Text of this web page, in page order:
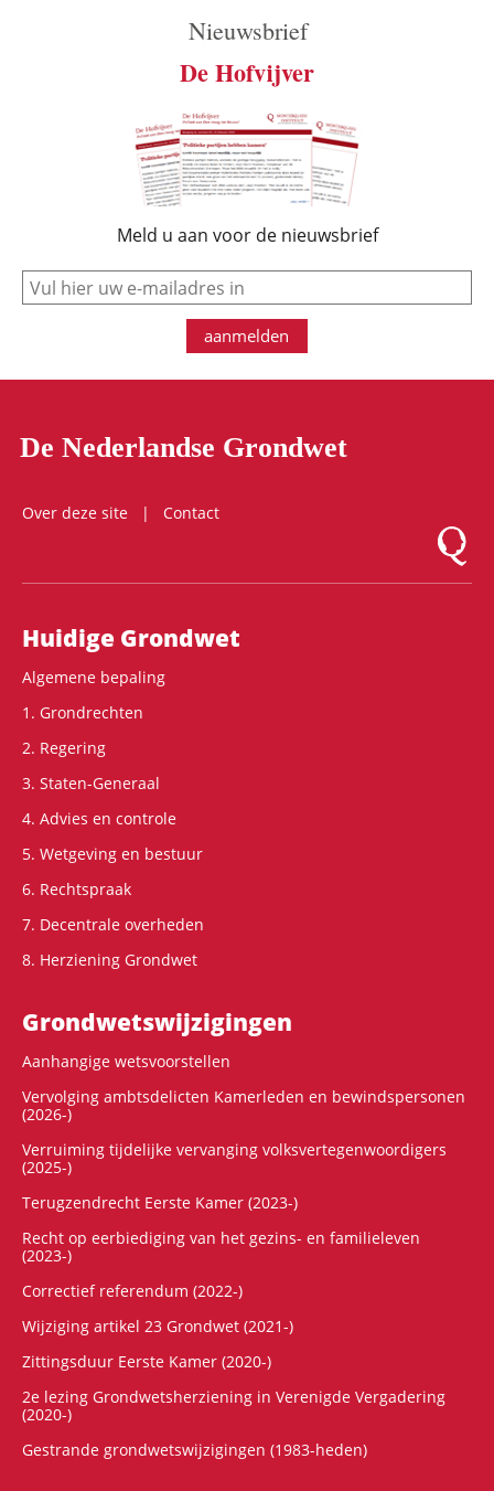
Nieuwsbrief
De Hofvijver
Meld u aan voor de nieuwsbrief
e-mail
aanmelden
De Nederlandse Grondwet
Over deze site
Contact
Logo
Hoofdnavigatie
Huidige Grondwet
Algemene bepaling
1. Grondrechten
2. Regering
3. Staten-Generaal
4. Advies en controle
5. Wetgeving en bestuur
6. Rechtspraak
7. Decentrale overheden
8. Herziening Grondwet
Grondwets­wijzigingen
Aanhangige wetsvoorstellen
Vervolging ambtsdelicten Kamerleden en bewindspersonen
(2026-)
Verruiming tijdelijke vervanging volksvertegenwoordigers
(2025-)
Terugzendrecht Eerste Kamer (2023-)
Recht op eerbiediging van het gezins- en familieleven
(2023-)
Correctief referendum (2022-)
Wijziging artikel 23 Grondwet (2021-)
Zittingsduur Eerste Kamer (2020-)
2e lezing Grondwetsherziening in Verenigde Vergadering
(2020-)
Gestrande grondwetswijzigingen (1983-heden)